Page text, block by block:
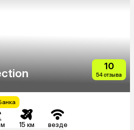
10
54 отзыва
15 км везде